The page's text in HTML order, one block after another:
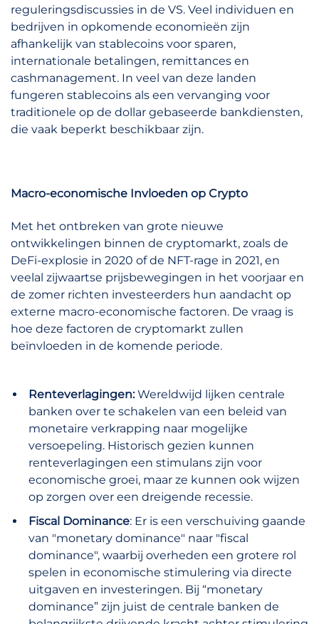
reguleringsdiscussies in de VS. Veel individuen en
bedrijven in opkomende economieën zijn
afhankelijk van stablecoins voor sparen,
internationale betalingen, remittances en
cashmanagement. In veel van deze landen
fungeren stablecoins als een vervanging voor
traditionele op de dollar gebaseerde bankdiensten,
die vaak beperkt beschikbaar zijn.
Macro-economische Invloeden op Crypto
Met het ontbreken van grote nieuwe
ontwikkelingen binnen de cryptomarkt, zoals de
DeFi-explosie in 2020 of de NFT-rage in 2021, en
veelal zijwaartse prijsbewegingen in het voorjaar en
de zomer richten investeerders hun aandacht op
externe macro-economische factoren. De vraag is
hoe deze factoren de cryptomarkt zullen
beïnvloeden in de komende periode.
Renteverlagingen:Wereldwijd lijken centrale
banken over te schakelen van een beleid van
monetaire verkrapping naar mogelijke
versoepeling. Historisch gezien kunnen
renteverlagingen een stimulans zijn voor
economische groei, maar ze kunnen ook wijzen
op zorgen over een dreigende recessie.
Fiscal Dominance: Er is een verschuiving gaande
van "monetary dominance" naar "fiscal
dominance", waarbij overheden een grotere rol
spelen in economische stimulering via directe
uitgaven en investeringen. Bij “monetary
dominance” zijn juist de centrale banken de